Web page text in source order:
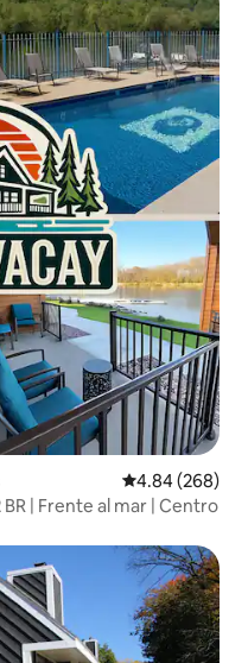
huéspedes
Calificación
4.84 (268)
| Frente al mar | Centro